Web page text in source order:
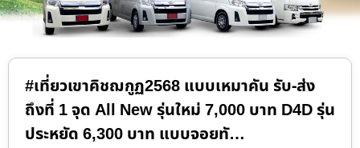
#เที่ยวเขาคิชฌกูฏ2568 แบบเหมาคัน รับ-ส่ง
ถึงที่ 1 จุด All New รุ่นใหม่ 7,000 บาท D4D รุ่น
ประหยัด 6,300 บาท แบบจอยทั…